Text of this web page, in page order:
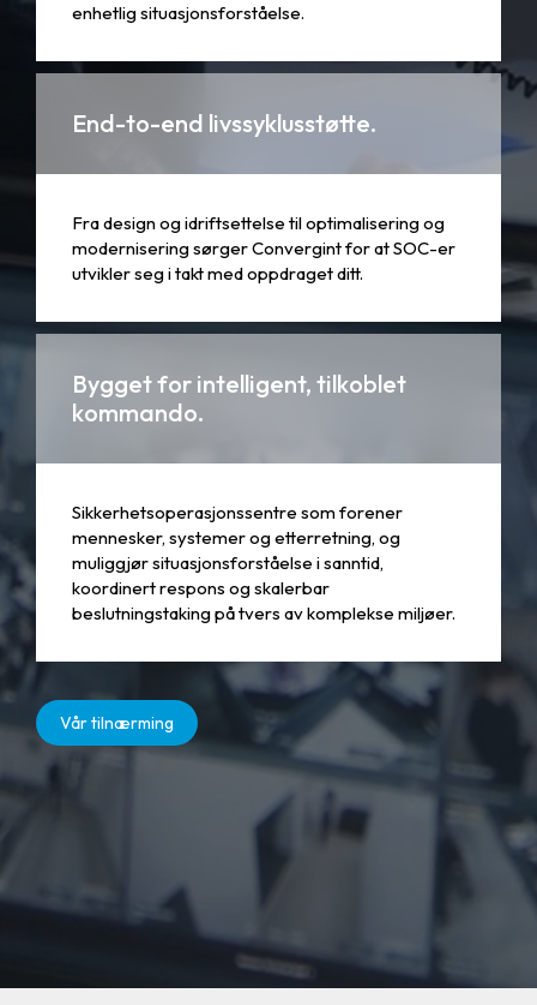
enhetlig situasjonsforståelse.
End-to-end livssyklusstøtte.
Fra design og idriftsettelse til optimalisering og
modernisering sørger Convergint for at SOC-er
utvikler seg i takt med oppdraget ditt.
Bygget for intelligent, tilkoblet
kommando.
Sikkerhetsoperasjonssentre som forener
mennesker, systemer og etterretning, og
muliggjør situasjonsforståelse i sanntid,
koordinert respons og skalerbar
beslutningstaking på tvers av komplekse miljøer.
Vår tilnærming